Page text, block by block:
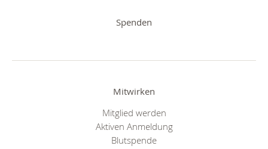
Spenden
Mitwirken
Mitglied werden
Aktiven Anmeldung
Blutspende